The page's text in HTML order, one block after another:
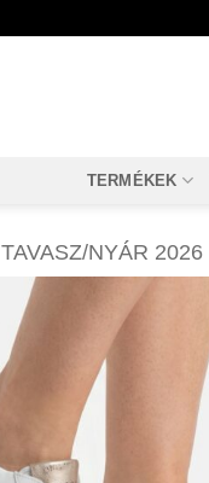
TERMÉKEK
TAVASZ/NYÁR 2026